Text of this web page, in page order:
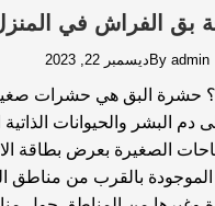
بق الفراش في
By admin ديسمبر 22, 2023
؟ حشرة البق هي حشرات
دم البشر والحيوانات
الصغيرة بعرض بطاقة
بالقرب من مناطق